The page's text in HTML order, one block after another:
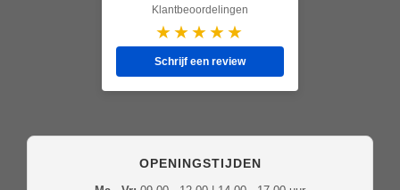
Klantbeoordelingen
★★★★★
Schrijf een review
OPENINGSTIJDEN